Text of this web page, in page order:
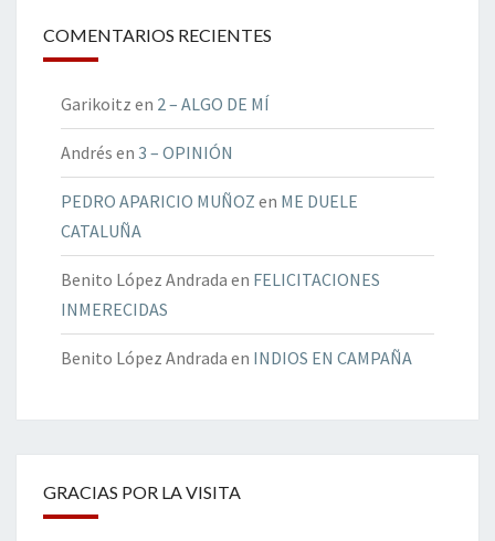
COMENTARIOS RECIENTES
Garikoitz en 2 – ALGO DE MÍ
Andrés en 3 – OPINIÓN
PEDRO APARICIO MUÑOZ en ME DUELE
CATALUÑA
Benito López Andrada en FELICITACIONES
INMERECIDAS
Benito López Andrada en INDIOS EN CAMPAÑA
GRACIAS POR LA VISITA